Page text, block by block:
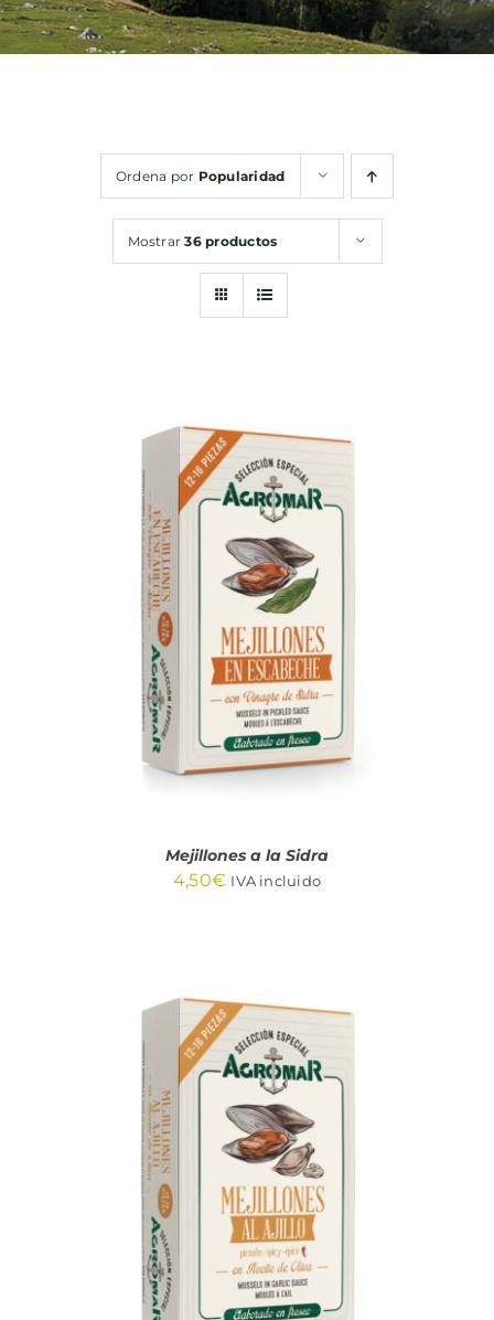
Bebidas
Ordena por Popularidad
Mostrar36 productos
AÑADIR AL CARRITO
DETALLES
Mejillones a la Sidra
4,50€ IVA incluido
AÑADIR AL CARRITO
DETALLES